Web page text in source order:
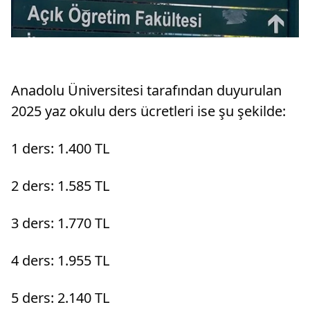
Anadolu Üniversitesi tarafından duyurulan
2025 yaz okulu ders ücretleri ise şu şekilde:
1 ders: 1.400 TL
2 ders: 1.585 TL
3 ders: 1.770 TL
4 ders: 1.955 TL
5 ders: 2.140 TL